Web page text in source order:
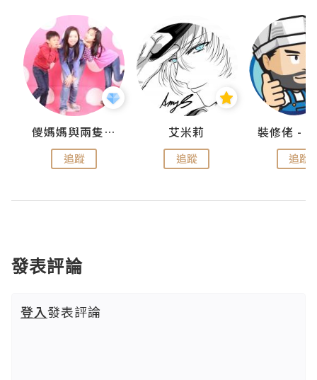
儍媽媽與兩隻小魔怪之家
追蹤
艾米莉
追蹤 追蹤
發表評論
登入發表評論